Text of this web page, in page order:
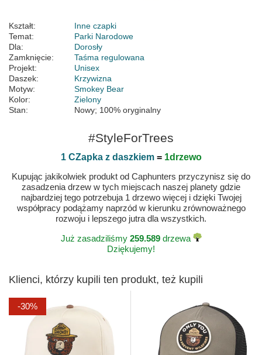
Kształt:
Inne czapki
Temat:
Parki Narodowe
Dla:
Dorosły
Zamknięcie:
Taśma regulowana
Projekt:
Unisex
Daszek:
Krzywizna
Motyw:
Smokey Bear
Kolor:
Zielony
Stan:
Nowy; 100% oryginalny
#StyleForTrees
1 CZapka z daszkiem= 1drzewo
Kupując jakikolwiek produkt od Caphunters przyczynisz się do
zasadzenia drzew w tych miejscach naszej planety gdzie
najbardziej tego potrzebuja 1 drzewo więcej i dzięki Twojej
współpracy podążamy naprzód w kierunku zrównoważnego
rozwoju i lepszego jutra dla wszystkich.
Już zasadziliśmy 259.589drzewa
Dziękujemy!
Klienci, którzy kupili ten produkt, też kupili
-30%